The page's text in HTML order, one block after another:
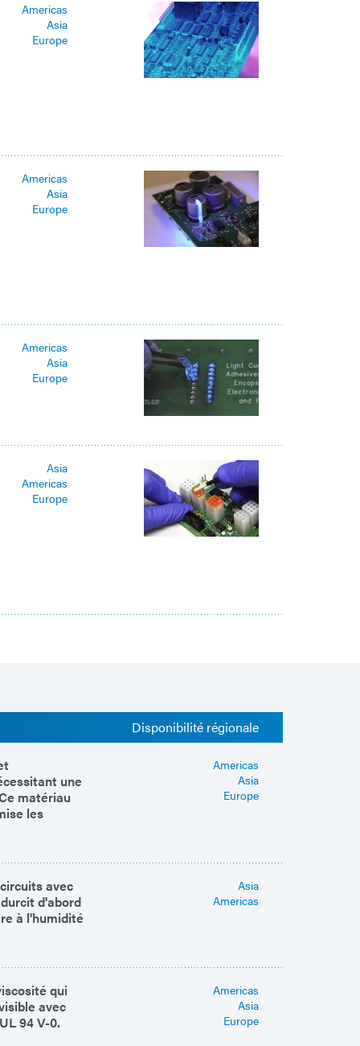
Americas
Asia
Europe
Americas
Asia
Europe
Americas
Asia
Europe
Asia
Americas
Europe
Disponibilité régionale
une
matériau
les
Americas
Asia
Europe
avec
d'abord
à l'humidité
Asia
Americas
qui
avec
94 V-0.
Americas
Asia
Europe